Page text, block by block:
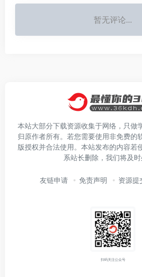
暂无评论...
本站大部分下载资源收集于网络，只做
归原作者所有。若您需要使用非免费的
版授权并合法使用。本站发布的内容若
系站长删除，我们将及时
友链申请 免责声明 资源提
扫码关注公众号